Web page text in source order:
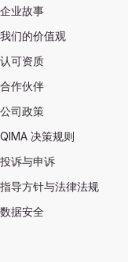
企业故事
我们的价值观
认可资质
合作伙伴
公司政策
QIMA 决策规则
投诉与申诉
指导方针与法律法规
数据安全